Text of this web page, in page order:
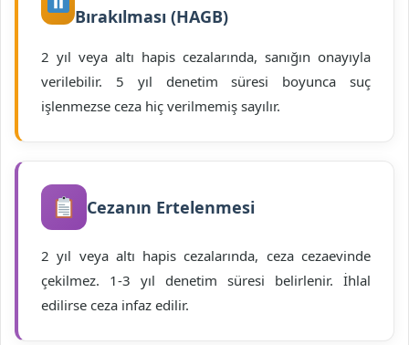
Bırakılması (HAGB)
2 yıl veya altı hapis cezalarında, sanığın onayıyla
verilebilir. 5 yıl denetim süresi boyunca suç
işlenmezse ceza hiç verilmemiş sayılır.
Cezanın Ertelenmesi
2 yıl veya altı hapis cezalarında, ceza cezaevinde
çekilmez. 1-3 yıl denetim süresi belirlenir. İhlal
edilirse ceza infaz edilir.